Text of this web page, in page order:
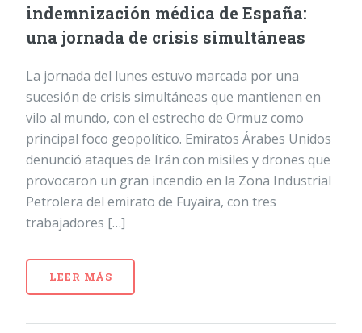
indemnización médica de España:
una jornada de crisis simultáneas
La jornada del lunes estuvo marcada por una
sucesión de crisis simultáneas que mantienen en
vilo al mundo, con el estrecho de Ormuz como
principal foco geopolítico. Emiratos Árabes Unidos
denunció ataques de Irán con misiles y drones que
provocaron un gran incendio en la Zona Industrial
Petrolera del emirato de Fuyaira, con tres
trabajadores […]
LEER MÁS